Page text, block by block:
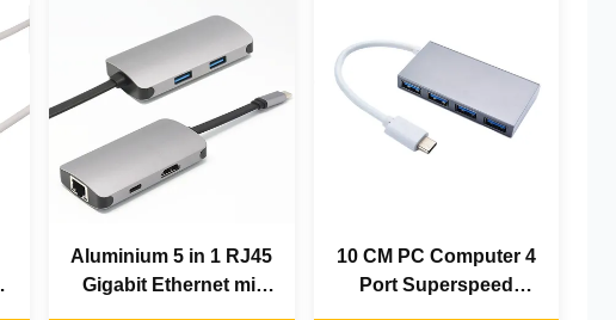
Aluminium 5 in 1 RJ45
Gigabit Ethernet mit
10 CM PC Computer 4
Port Superspeed